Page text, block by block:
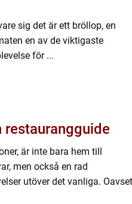
sig det är ett bröllop, en
en av de viktigaste
för ...
restaurangguide
är inte bara hem till
men också en rad
utöver det vanliga.